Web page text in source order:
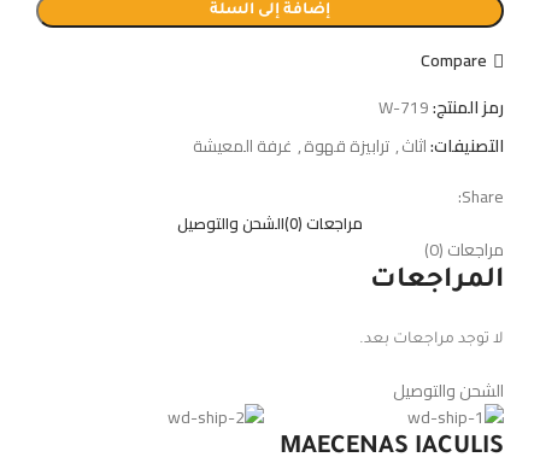
إضافة إلى السلة
Compare
رمز المنتج:W-719
التصنيفات:اثاث,ترابيزة قهوة, غرفة المعيشة
Share:
مراجعات (0) الشحن والتوصيل
مراجعات (0)
المراجعات
لا توجد مراجعات بعد.
الشحن والتوصيل
MAECENAS IACULIS